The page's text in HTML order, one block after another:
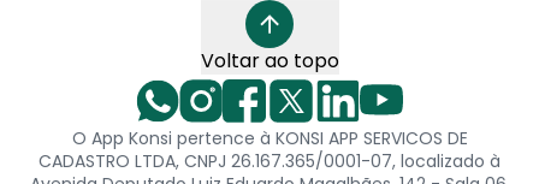
Voltar ao topo
O App Konsi pertence à KONSI APP SERVICOS DE
CADASTRO LTDA, CNPJ 26.167.365/0001-07, localizado à